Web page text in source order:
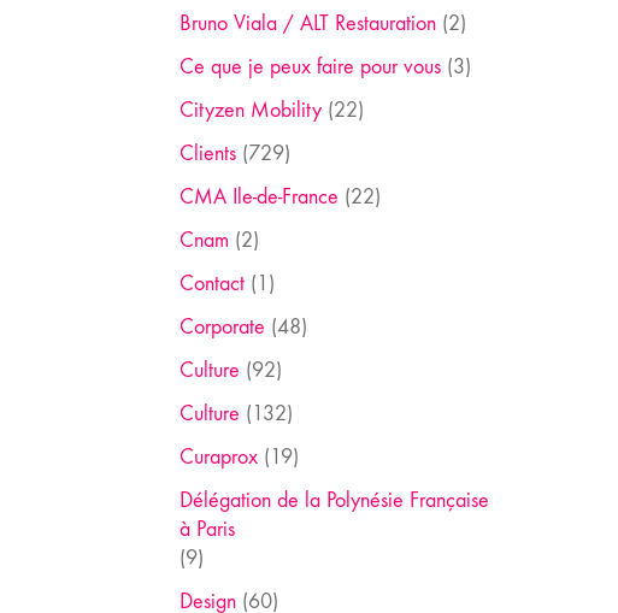
Bruno Viala / ALT Restauration(2)
Ce que je peux faire pour vous(3)
Cityzen Mobility(22)
Clients(729)
CMA Ile-de-France (22)
Cnam (2)
Contact(1)
Corporate (48)
Culture (92)
Culture (132)
Curaprox(19)
Délégation de la Polynésie Française
à Paris
(9)
Design(60)